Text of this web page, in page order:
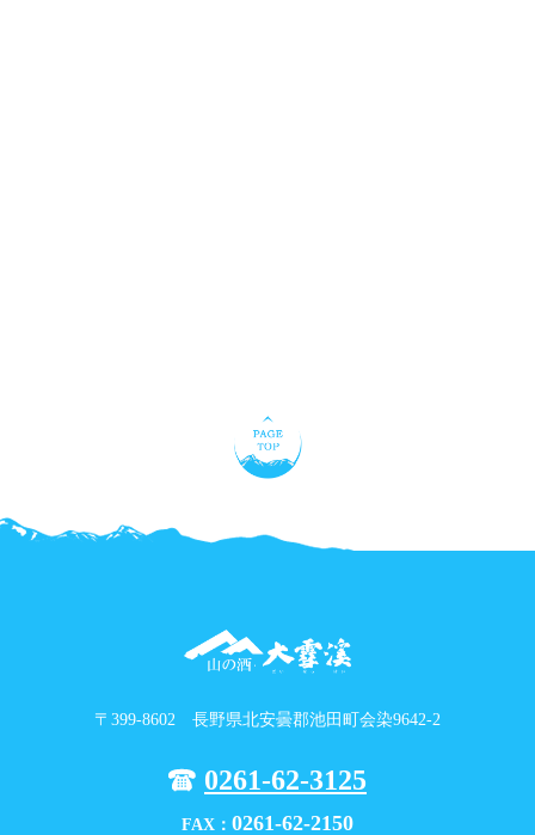
〒399-8602 長野県北安曇郡池田町会染9642-2
0261-62-3125
FAX： 0261-62-2150